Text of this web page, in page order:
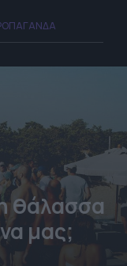
θάλασσα
μας;